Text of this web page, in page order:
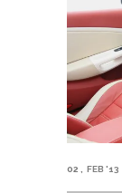
02 FEB '13